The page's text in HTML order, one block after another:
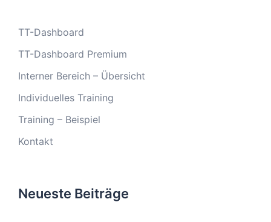
TT-Dashboard
TT-Dashboard Premium
Interner Bereich – Übersicht
Individuelles Training
Training – Beispiel
Kontakt
Neueste Beiträge